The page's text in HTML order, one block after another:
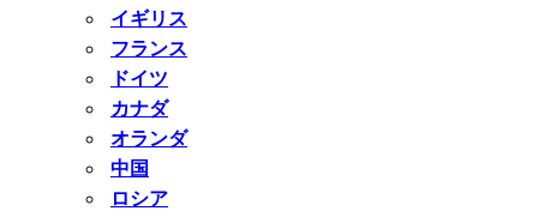
イギリス
フランス
ドイツ
カナダ
オランダ
中国
ロシア